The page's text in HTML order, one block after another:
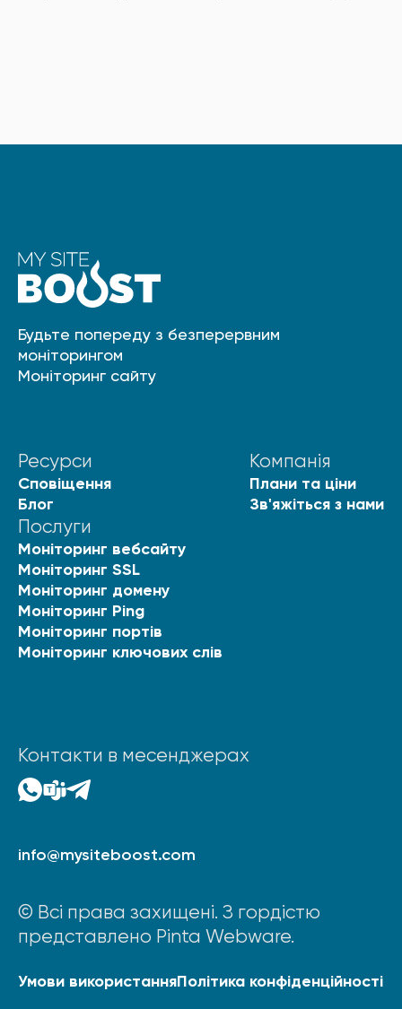
Будьте попереду з безперервним
моніторингом
Моніторинг сайту
Ресурси
Сповіщення
Блог
Компанія
Плани та ціни
Зв'яжіться з нами
Послуги
Моніторинг вебсайту
Моніторинг SSL
Моніторинг домену
Моніторинг Ping
Моніторинг портів
Моніторинг ключових слів
Контакти в месенджерах
info@mysiteboost.com
© Всі права захищені. З гордістю
представлено Pinta Webware.
Умови використанняПолітика конфіденційності